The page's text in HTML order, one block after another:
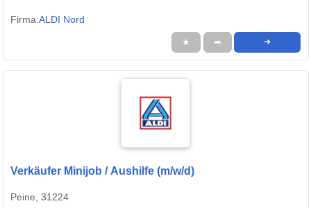
Firma:ALDI Nord
★ ➦ ➜
Verkäufer Minijob / Aushilfe (m/w/d)
Peine, 31224